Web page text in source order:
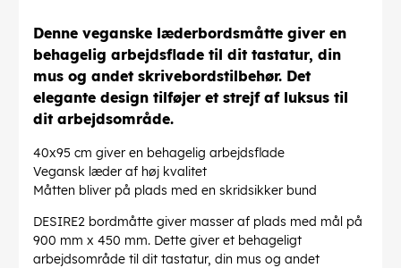
Denne veganske læderbordsmåtte giver en
behagelig arbejdsflade til dit tastatur, din
mus og andet skrivebordstilbehør. Det
elegante design tilføjer et strejf af luksus til
dit arbejdsområde.
40x95 cm giver en behagelig arbejdsflade
Vegansk læder af høj kvalitet
Måtten bliver på plads med en skridsikker bund
DESIRE2 bordmåtte giver masser af plads med mål på
900 mm x 450 mm. Dette giver et behageligt
arbejdsområde til dit tastatur, din mus og andet